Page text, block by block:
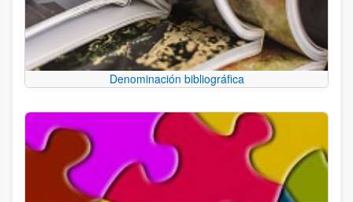
Denominación bibliográfica